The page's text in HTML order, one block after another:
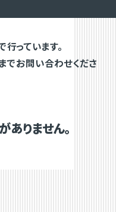
っています。
でお問い合わせくださ
りません。